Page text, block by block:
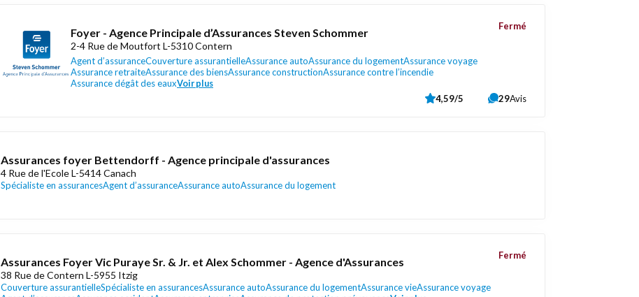
Foyer - Agence Principale d’Assurances Steven Schommer
2-4 Rue de Moutfort L-5310 Contern
Agent d’assuranceCouverture assurantielleAssurance autoAssurance du logementAssurance voyage
Assurance retraiteAssurance des biensAssurance constructionAssurance contre l’incendie
Assurance dégât des eauxVoir plus
Fermé
4,59/5 29Avis
Assurances foyer Bettendorff - Agence principale d'assurances
4 Rue de l'Ecole L-5414 Canach
Spécialiste en assurancesAgent d’assuranceAssurance autoAssurance du logement
Assurances Foyer Vic Puraye Sr. & Jr. et Alex Schommer - Agence d'Assurances
38 Rue de Contern L-5955 Itzig
Couverture assurantielleSpécialiste en assurancesAssurance autoAssurance du logementAssurance vieAssurance voyage
Fermé